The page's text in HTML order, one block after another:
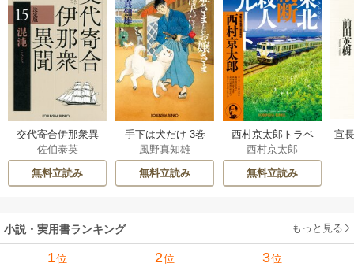
交代寄合伊那衆異
聞 15巻
佐伯泰英
無料立読み
手下は犬だけ 3巻
風野真知雄
無料立読み
西村京太郎トラベ
ルミステリー・セ
レクション 2巻
西村京太郎
無料立読み
宣
小説・実用書ランキング もっと見る
1位 2位 3位